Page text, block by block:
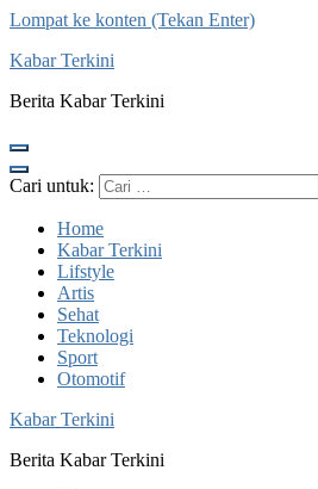
Lompat ke konten (Tekan Enter)
Kabar Terkini
Berita Kabar Terkini
Cari untuk:
Home
Kabar Terkini
Lifstyle
Artis
Sehat
Teknologi
Sport
Otomotif
Kabar Terkini
Berita Kabar Terkini